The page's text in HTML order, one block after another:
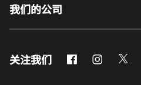
我们的公司
关注我们 Facebook